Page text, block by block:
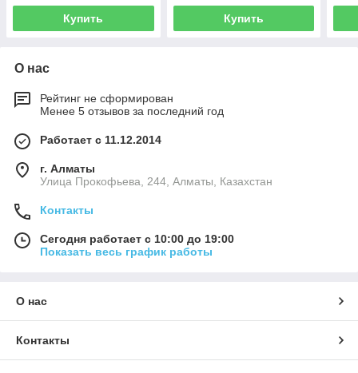
Купить Купить
О нас
Рейтинг не сформирован
Менее 5 отзывов за последний год
Работает с 11.12.2014
г. Алматы
​Улица Прокофьева, 244, Алматы, Казахстан
Контакты
Сегодня работает с 10:00 до 19:00
Показать весь график работы
О нас
Контакты